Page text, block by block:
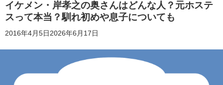
イケメン・岸孝之の奥さんはどんな人？元ホステ
スって本当？馴れ初めや息子についても
2016年4月5日 2026年6月17日